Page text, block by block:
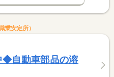
業安定所）
自動車部品の溶